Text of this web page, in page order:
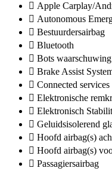
Apple Carplay/
Autonomous
Bestuurdersairbag
Bluetooth
Bots
Brake Assist
Connected services
Elektronische
Elektronisch
Geluidsisolerend
Hoofd airbag(s)
Hoofd airbag(s)
Passagiersairbag